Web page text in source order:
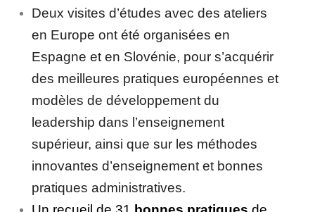
Deux visites d’études avec des ateliers
en Europe ont été organisées en
Espagne et en Slovénie, pour s’acquérir
des meilleures pratiques européennes et
modèles de développement du
leadership dans l’enseignement
supérieur, ainsi que sur les méthodes
innovantes d’enseignement et bonnes
pratiques administratives.